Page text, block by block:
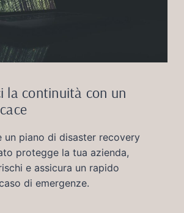
la continuità con un
un piano di disaster recovery
protegge la tua azienda,
e assicura un rapido
di emergenze.